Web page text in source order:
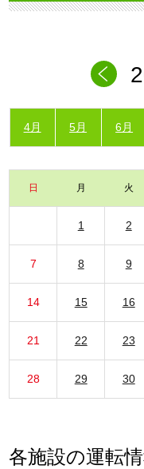
4月 5月 6月
日 月 火
1 2
7 8 9
14 15 16
21 22 23
28 29 30
各施設の運転情